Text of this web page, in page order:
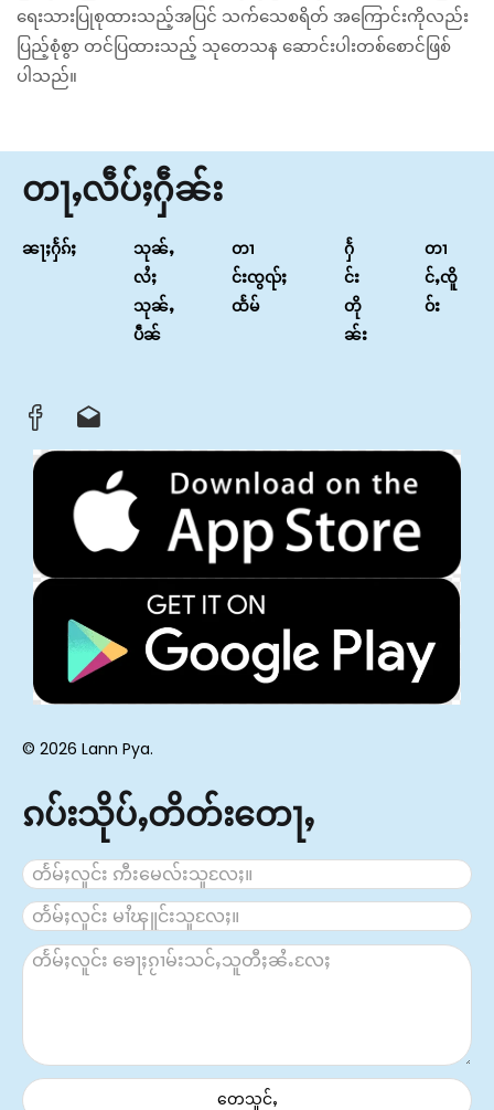
ရေးသားပြုစုထားသည့်အပြင် သက်သေစရိတ် အကြောင်းကိုလည်း
ပြည့်စုံစွာ တင်ပြထားသည့် သုတေသန ဆောင်းပါးတစ်စောင်ဖြစ်
ပါသည်။
တႃႇလဵပ်ႈႁဵၼ်း
ၼႃႈႁႅၵ်ႈ
သုၼ်ႇ
လႆႈ
သုၼ်ႇ
ပဵၼ်
တၢ
င်းၸွၺ်ႈ
ထႅမ်
ႁႅ
င်း
တို
ၼ်း
တၢ
င်ႇၸိူ
ဝ်း
© 2026 Lann Pya.
ၵပ်းသိုပ်ႇတိတ်းတေႃႇ